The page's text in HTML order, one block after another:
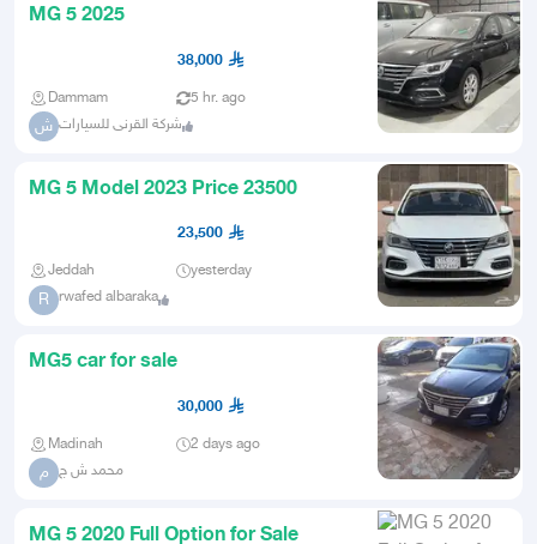
MG 5 2025
38,000
Dammam 5 hr. ago
ش شركة القرنى للسيارات
MG 5 Model 2023 Price 23500
23,500
Jeddah yesterday
R rwafed albaraka
MG5 car for sale
30,000
Madinah 2 days ago
م محمد ش ج
MG 5 2020 Full Option for Sale